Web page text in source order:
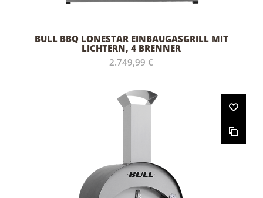
BULL BBQ LONESTAR EINBAUGASGRILL MIT
LICHTERN, 4 BRENNER
2.749,99 €